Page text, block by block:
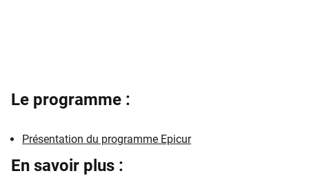
Le programme :
Présentation du programme Epicur
En savoir plus :